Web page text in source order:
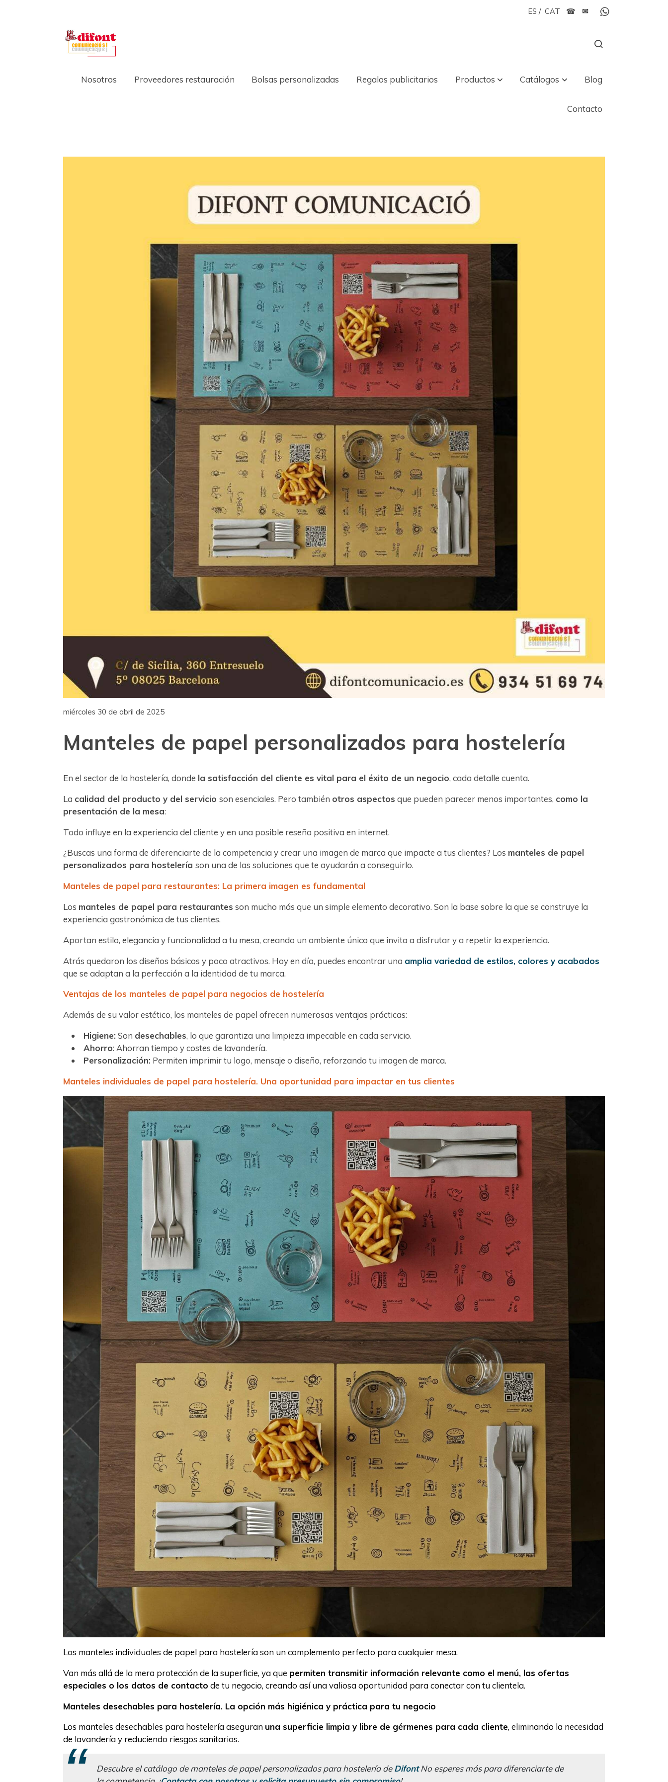
ES / CAT ☎ ✉
Nosotros Proveedores restauración Bolsas personalizadas Regalos publicitarios Productos Catálogos Blog
Contacto
miércoles 30 de abril de 2025
Manteles de papel personalizados para hostelería
En el sector de la hostelería, donde la satisfacción del cliente es vital para el éxito de un negocio, cada detalle cuenta.
La calidad del producto y del servicioson esenciales. Pero también otros aspectos que pueden parecer menos importantes, como la
presentación de la mesa:
Todo influye en la experiencia del cliente y en una posible reseña positiva en internet.
¿Buscas una forma de diferenciarte de la competencia y crear una imagen de marca que impacte a tus clientes? Los manteles de papel
personalizados para hosteleríason una de las soluciones que te ayudarán a conseguirlo.
Manteles de papel para restaurantes: La primera imagen es fundamental
Los manteles de papel para restaurantes son mucho más que un simple elemento decorativo. Son la base sobre la que se construye la
experiencia gastronómica de tus clientes.
Aportan estilo, elegancia y funcionalidad a tu mesa, creando un ambiente único que invita a disfrutar y a repetir la experiencia.
Atrás quedaron los diseños básicos y poco atractivos. Hoy en día, puedes encontrar una amplia variedad de estilos, colores y acabados
que se adaptan a la perfección a la identidad de tu marca.
Ventajas de los manteles de papel para negocios de hostelería
Además de su valor estético, los manteles de papel ofrecen numerosas ventajas prácticas:
Higiene: Son desechables, lo que garantiza una limpieza impecable en cada servicio.
Ahorro: Ahorran tiempo y costes de lavandería.
Personalización: Permiten imprimir tu logo, mensaje o diseño, reforzando tu imagen de marca.
Manteles individuales de papel para hostelería. Una oportunidad para impactar en tus clientes
Los manteles individuales de papel para hostelería son un complemento perfecto para cualquier mesa.
Van más allá de la mera protección de la superficie, ya que permiten transmitir información relevante como el menú, las ofertas
especiales o los datos de contacto de tu negocio, creando así una valiosa oportunidad para conectar con tu clientela.
Manteles desechables para hostelería. La opción más higiénica y práctica para tu negocio
Los manteles desechables para hostelería aseguran una superficie limpia y libre de gérmenes para cada cliente, eliminando la necesidad
de lavandería y reduciendo riesgos sanitarios.
Descubre el catálogo de manteles de papel personalizados para hostelería deDifontNo esperes más para diferenciarte de